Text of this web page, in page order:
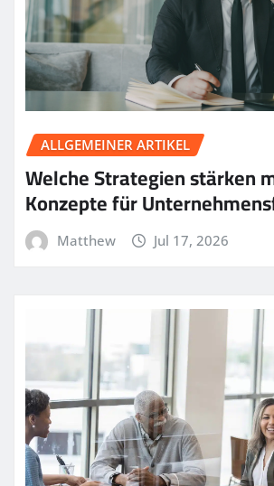
ALLGEMEINER ARTIKEL
Welche Strategien stärken
Konzepte für
Matthew Jul 17, 2026